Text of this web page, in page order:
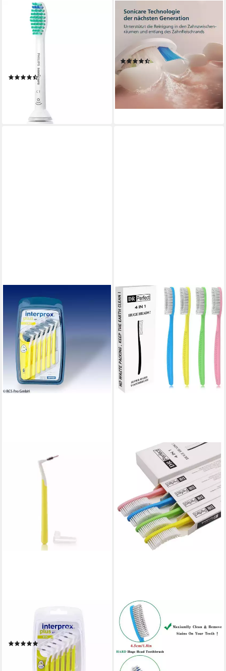
PHILIPS SONICARE
Elektrische Zahnbürste Series
3100 HX3673
Aufsteckbürsten
Reinigungsprogramme
(136)
ab 45,49 €
PHILIPS SONICARE
Elektrische Zahnbürste Series
3100
Reinigungsprogramme
(46)
49,99 €
lieferbar - in 2-3 Werktagen bei dir
Interdentalbürsten interprox
plus Interdentalbürsten
(4)
(0,97 €/ 1 Stk)
LUXUSKOLLEKTION
Zahnbürste Extra Hard &
Firm Zahnbürste Großer
Langkopf Whitening 4er-Pack
72,95 €
lieferbar in 4 Wochen